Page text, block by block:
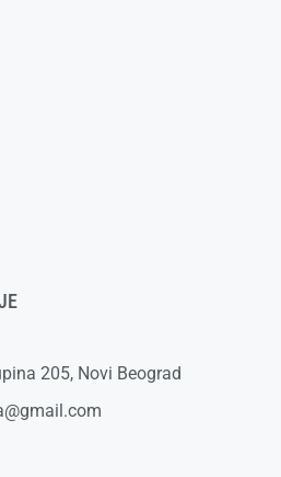
205, Novi Beograd